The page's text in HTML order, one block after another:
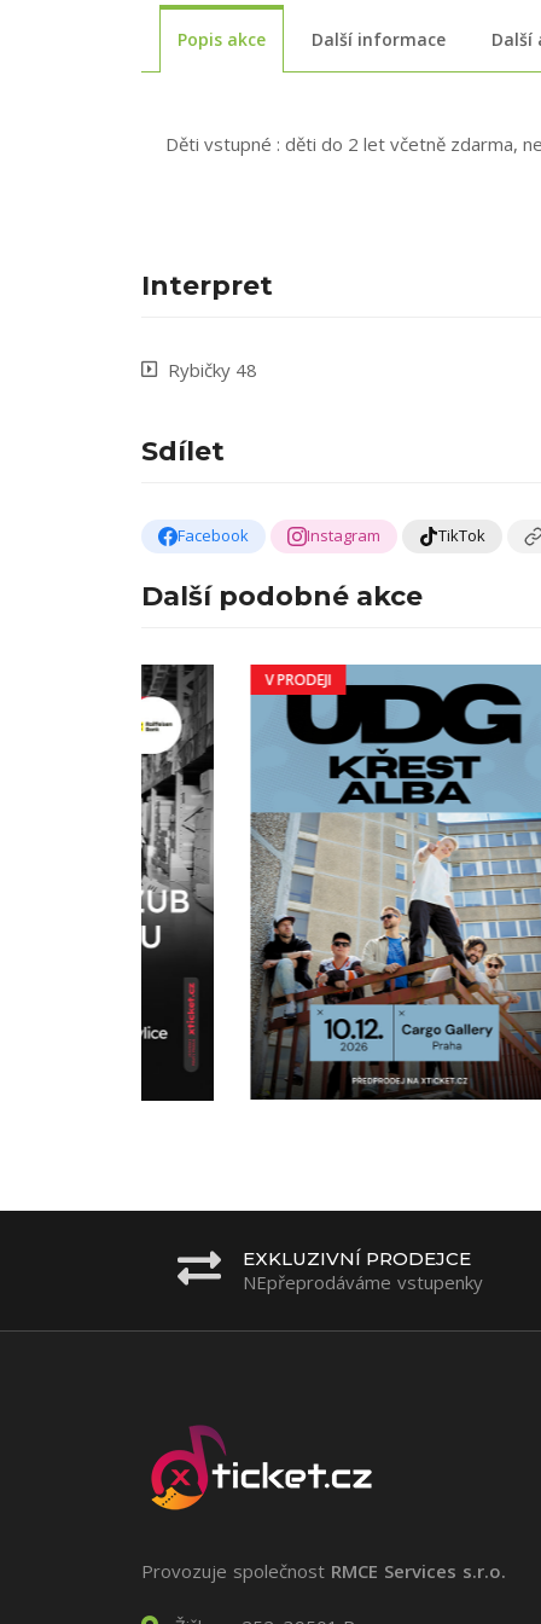
Popis akce Další informace Další
Děti vstupné : děti do 2 let včetně zdarma,
Interpret
Rybičky 48
Sdílet
Facebook Instagram TikTok
Další podobné akce
V PRODEJI
EXKLUZIVNÍ PRODEJCE
NEpřeprodáváme vstupenky
Provozuje společnost RMCE Services s.r.o.